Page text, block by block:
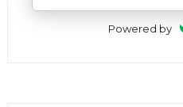
Powered by